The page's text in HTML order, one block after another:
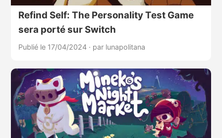
Refind Self: The Personality Test Game
sera porté sur Switch
Publié le 17/04/2024 · par lunapolitana